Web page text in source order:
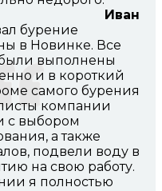
Иван
бурение
в Новинке. Все
выполнены
и в короткий
самого бурения
компании
с выбором
а также
подвели воду в
на свою работу.
я полностью